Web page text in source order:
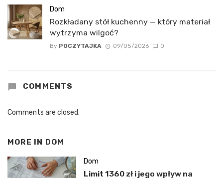
Dom
Rozkładany stół kuchenny — który materiał
wytrzyma wilgoć?
By POCZYTAJKA 09/05/2026 0
COMMENTS
Comments are closed.
MORE IN DOM
Dom
Limit 1360 zł i jego wpływ na